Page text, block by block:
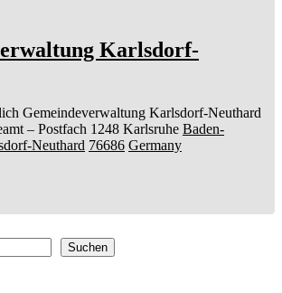
Karlsdorf-
Gemeindeverwaltung Karlsdorf-Neuthard
– Postfach 1248 Karlsruhe Baden-
Neuthard 76686 Germany
Suchen